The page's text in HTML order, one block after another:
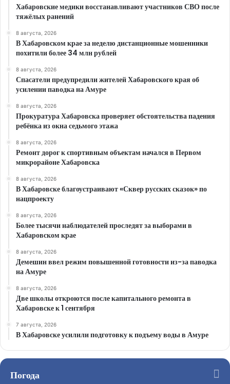
Хабаровские медики восстанавливают участников СВО после
тяжёлых ранений
8 августа, 2026
В Хабаровском крае за неделю дистанционные мошенники
похитили более 34 млн рублей
8 августа, 2026
Спасатели предупредили жителей Хабаровского края об
усилении паводка на Амуре
8 августа, 2026
Прокуратура Хабаровска проверяет обстоятельства падения
ребёнка из окна седьмого этажа
8 августа, 2026
Ремонт дорог к спортивным объектам начался в Первом
микрорайоне Хабаровска
8 августа, 2026
В Хабаровске благоустраивают «Сквер русских сказок» по
нацпроекту
8 августа, 2026
Более тысячи наблюдателей проследят за выборами в
Хабаровском крае
8 августа, 2026
Демешин ввел режим повышенной готовности из-за паводка
на Амуре
8 августа, 2026
Две школы откроются после капитального ремонта в
Хабаровске к 1 сентября
7 августа, 2026
В Хабаровске усилили подготовку к подъему воды в Амуре
Погода